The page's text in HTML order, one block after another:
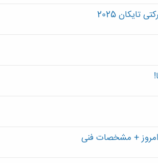
2025
امروز + مشخصات فنی